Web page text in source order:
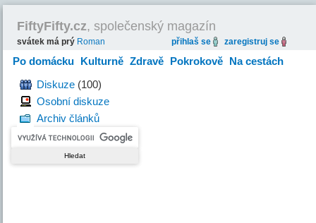
FiftyFifty.cz, společenský magazín
svátek má prý Roman přihlaš se zaregistruj se
Po domácku Kulturně Zdravě Pokrokově Na cestách
HravěDiskuze (100)
Osobní diskuze
Archiv článků